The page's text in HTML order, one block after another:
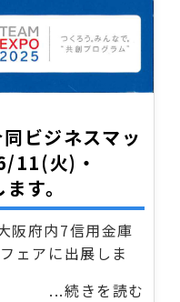
ビジネスマッ
11(火)・
す。
阪府内7信用金庫
ェアに出展しま
...続きを読む